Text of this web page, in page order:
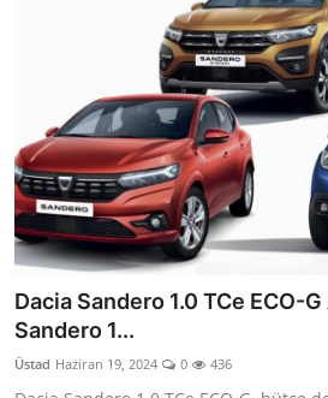
Markalar
Öneriler
Motosiklet
Paketler
Yağlar
Dacia Sandero 1.0 TCe ECO-G
Sandero 1...
Üstad Haziran 19, 2024 0 436